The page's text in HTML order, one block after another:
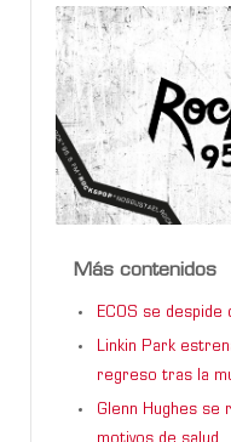
Más contenidos
ECOS se despide
Linkin Park
regreso tras la
Glenn Hughes